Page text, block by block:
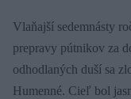
Vlaňajší sedemnásty
prepravy pútnikov za
odhodlaných duší sa
Humenné. Cieľ bol